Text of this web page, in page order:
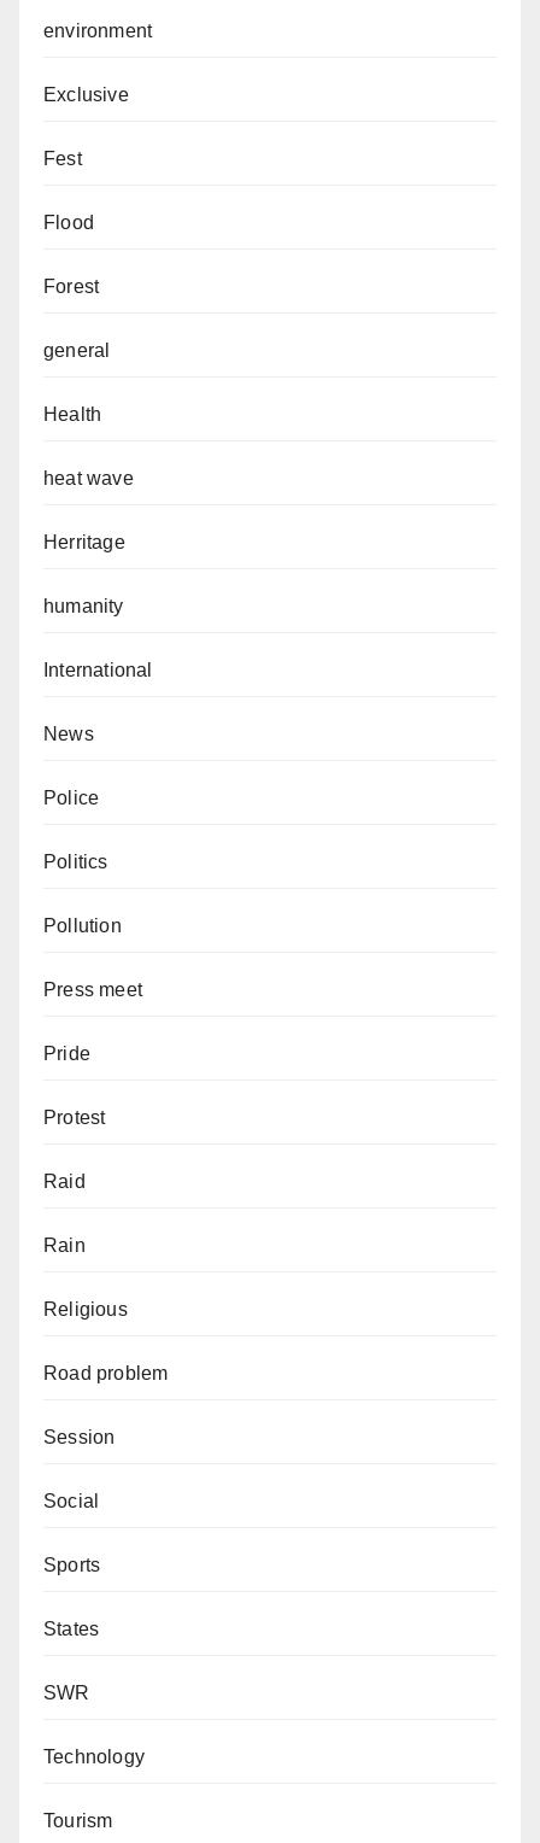
environment
Exclusive
Fest
Flood
Forest
general
Health
heat wave
Herritage
humanity
International
News
Police
Politics
Pollution
Press meet
Pride
Protest
Raid
Rain
Religious
Road problem
Session
Social
Sports
States
SWR
Technology
Tourism